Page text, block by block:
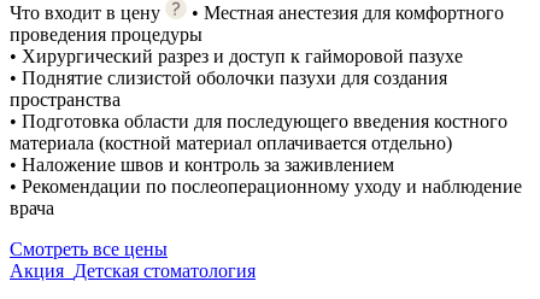
Что входит в цену
• Местная анестезия для комфортного
проведения процедуры
• Хирургический разрез и доступ к гайморовой пазухе
• Поднятие слизистой оболочки пазухи для создания
пространства
• Подготовка области для последующего введения костного
материала (костной материал оплачивается отдельно)
• Наложение швов и контроль за заживлением
• Рекомендации по послеоперационному уходу и наблюдение
врача
Смотреть все цены
Акция Детская стоматология